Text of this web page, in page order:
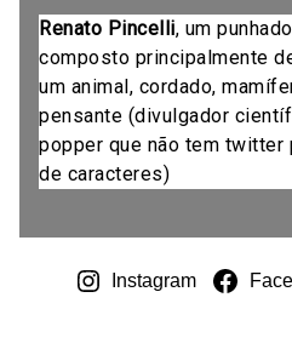
Renato Pincelli, um
composto principalmente
um animal, cordado,
pensante (divulgador
popper que não tem
de caracteres)
Instagram